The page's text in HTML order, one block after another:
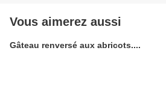
Vous aimerez aussi
Gâteau renversé aux abricots....